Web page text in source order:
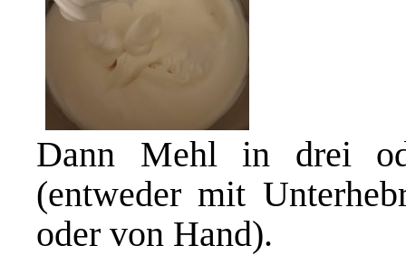
Dann Mehl in drei
(entweder mit
oder von Hand).